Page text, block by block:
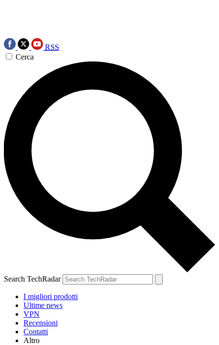
RSS
Cerca
Search TechRadar
I migliori prodotti
Ultime news
VPN
Recensioni
Contatti
Altro